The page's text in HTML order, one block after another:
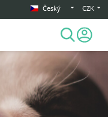
Český CZK